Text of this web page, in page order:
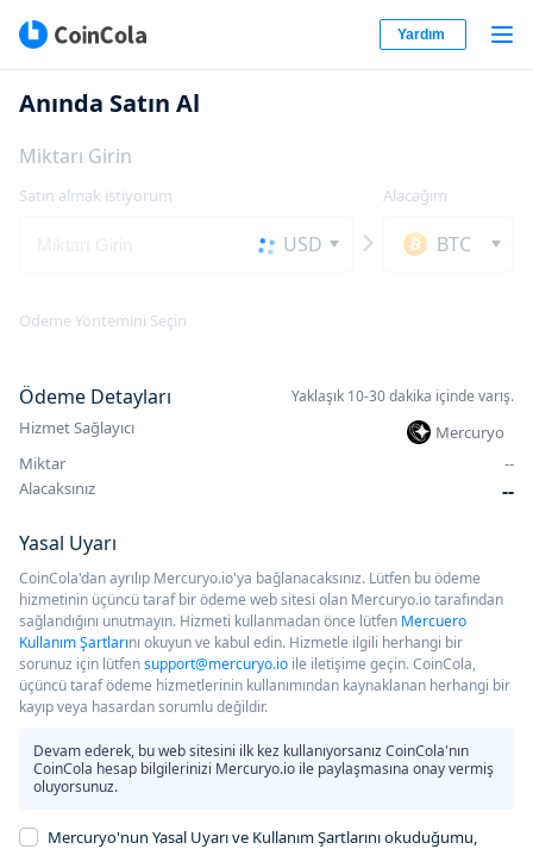
Yardım
Anında Satın Al
Miktarı Girin
Satın almak istiyorum
USD
Alacağım
BTC
Ödeme Yöntemini Seçin
Ödeme Detayları Yaklaşık 10-30 dakika içinde varış.
Hizmet Sağlayıcı
Mercuryo
Miktar
--
Alacaksınız
--
Yasal Uyarı
CoinCola'dan ayrılıp Mercuryo.io'ya bağlanacaksınız. Lütfen bu ödeme
hizmetinin üçüncü taraf bir ödeme web sitesi olan Mercuryo.io tarafından
sağlandığını unutmayın. Hizmeti kullanmadan önce lütfen Mercuero
Kullanım Şartlarını okuyun ve kabul edin. Hizmetle ilgili herhangi bir
sorunuz için lütfensupport@mercuryo.io ile iletişime geçin. CoinCola,
üçüncü taraf ödeme hizmetlerinin kullanımından kaynaklanan herhangi bir
kayıp veya hasardan sorumlu değildir.
Devam ederek, bu web sitesini ilk kez kullanıyorsanız CoinCola'nın
CoinCola hesap bilgilerinizi Mercuryo.io ile paylaşmasına onay vermiş
oluyorsunuz.
Mercuryo'nun Yasal Uyarı ve Kullanım Şartlarını okuduğumu,